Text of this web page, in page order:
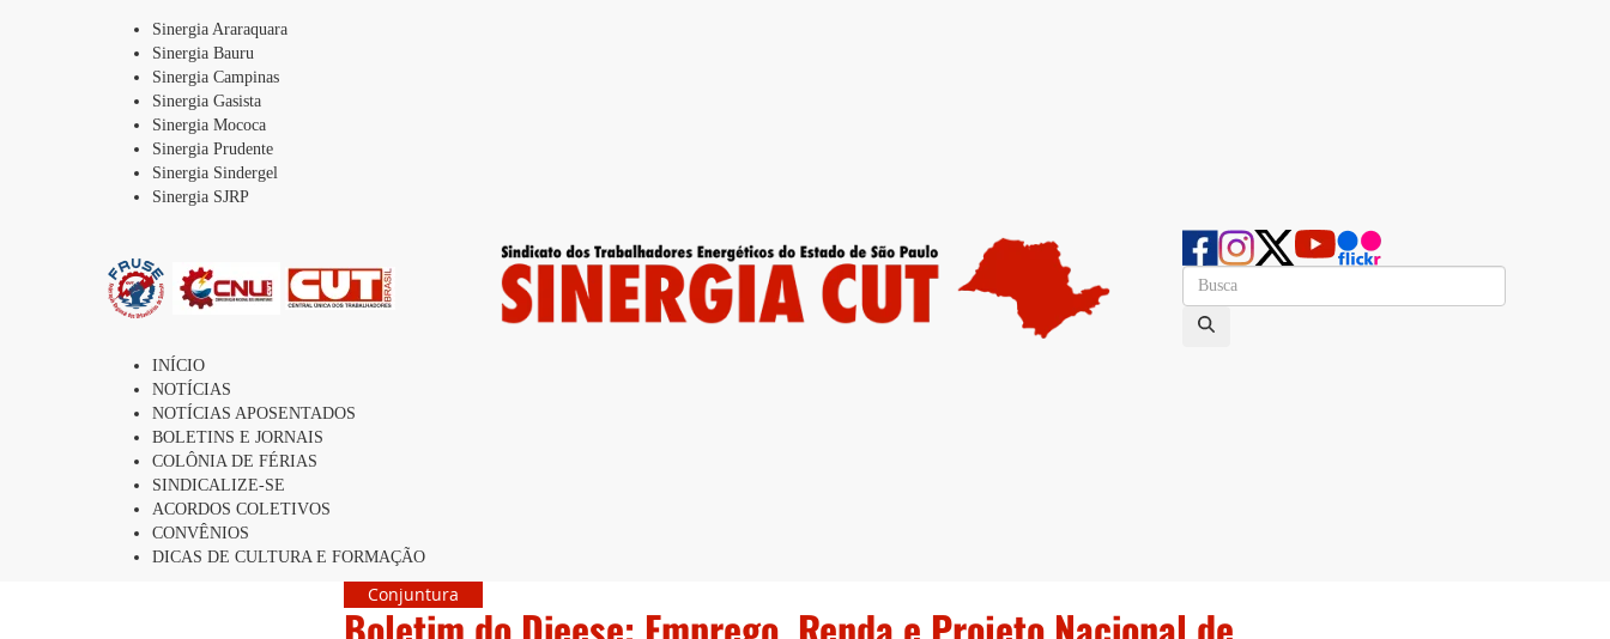
Sinergia Araraquara
Sinergia Bauru
Sinergia Campinas
Sinergia Gasista
Sinergia Mococa
Sinergia Prudente
Sinergia Sindergel
Sinergia SJRP
INÍCIO
NOTÍCIAS
NOTÍCIAS APOSENTADOS
BOLETINS E JORNAIS
COLÔNIA DE FÉRIAS
SINDICALIZE-SE
ACORDOS COLETIVOS
CONVÊNIOS
DICAS DE CULTURA E FORMAÇÃO
Conjuntura